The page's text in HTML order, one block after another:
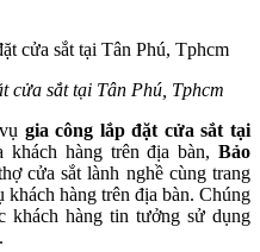
cửa sắt tại Tân Phú, Tphcm
gia công lắp đặt cửa sắt tại
khách hàng trên địa bàn,Bảo
cửa sắt lành nghề cùng trang
hàng trên địa bàn. Chúng
khách hàng tin tưởng sử dụng